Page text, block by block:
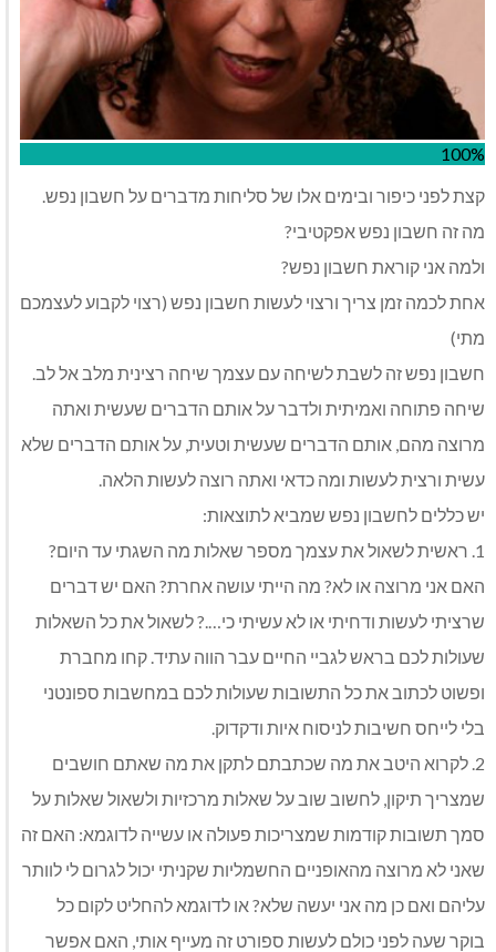
100%
קצת לפני כיפור ובימים אלו של סליחות מדברים על חשבון נפש.
מה זה חשבון נפש אפקטיבי?
ולמה אני קוראת חשבון נפש?
אחת לכמה זמן צריך ורצוי לעשות חשבון נפש (רצוי לקבוע לעצמכם
מתי)
חשבון נפש זה לשבת לשיחה עם עצמך שיחה רצינית מלב אל לב.
שיחה פתוחה ואמיתית ולדבר על אותם הדברים שעשית ואתה
מרוצה מהם, אותם הדברים שעשית וטעית, על אותם הדברים שלא
עשית ורצית לעשות ומה כדאי ואתה רוצה לעשות הלאה.
יש כללים לחשבון נפש שמביא לתוצאות:
1. ראשית לשאול את עצמך מספר שאלות מה השגתי עד היום?
האם אני מרוצה או לא? מה הייתי עושה אחרת? האם יש דברים
שרציתי לעשות ודחיתי או לא עשיתי כי….? לשאול את כל השאלות
שעולות לכם בראש לגביי החיים עבר הווה עתיד. קחו מחברת
ופשוט לכתוב את כל התשובות שעולות לכם במחשבות ספונטני
בלי לייחס חשיבות לניסוח איות ודקדוק.
2. לקרוא היטב את מה שכתבתם לתקן את מה שאתם חושבים
שמצריך תיקון, לחשוב שוב על שאלות מרכזיות ולשאול שאלות על
סמך תשובות קודמות שמצריכות פעולה או עשייה לדוגמא: האם זה
שאני לא מרוצה מהאופניים החשמליות שקניתי יכול לגרום לי לוותר
עליהם ואם כן מה אני יעשה שלא? או לדוגמא להחליט לקום כל
בוקר שעה לפני כולם לעשות ספורט זה מעייף אותי, האם אפשר